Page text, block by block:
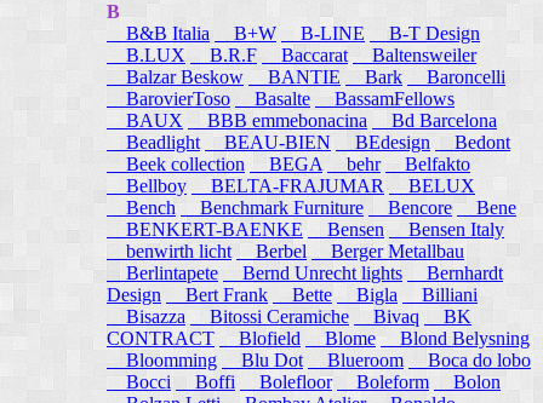
B
B&B Italia
B+W B-LINE
B-T Design
B.LUX
B.R.F Baccarat
Baltensweiler
Balzar Beskow
BANTIE Bark
Baroncelli
BarovierToso
Basalte
BassamFellows
BAUX
BBB emmebonacina
Bd Barcelona
Beadlight
BEAU-BIEN BEdesign
Bedont
Beek collection
BEGA behr
Belfakto
Bellboy
BELTA-FRAJUMAR
BELUX
Bench
Benchmark Furniture Bencore
Bene
BENKERT-BAENKE
Bensen
Bensen Italy
benwirth licht
Berbel
Berger Metallbau
Berlintapete
Bernd Unrecht lights
Bernhardt
Design
Bert Frank Bette Bigla
Billiani
Bisazza
Bitossi Ceramiche Bivaq
BK
CONTRACT
Blofield Blome Blond Belysning
Bloomming
Blu Dot Blueroom
Boca do lobo
Bocci
Boffi Bolefloor Boleform
Bolon